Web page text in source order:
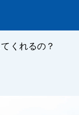
くれるの？